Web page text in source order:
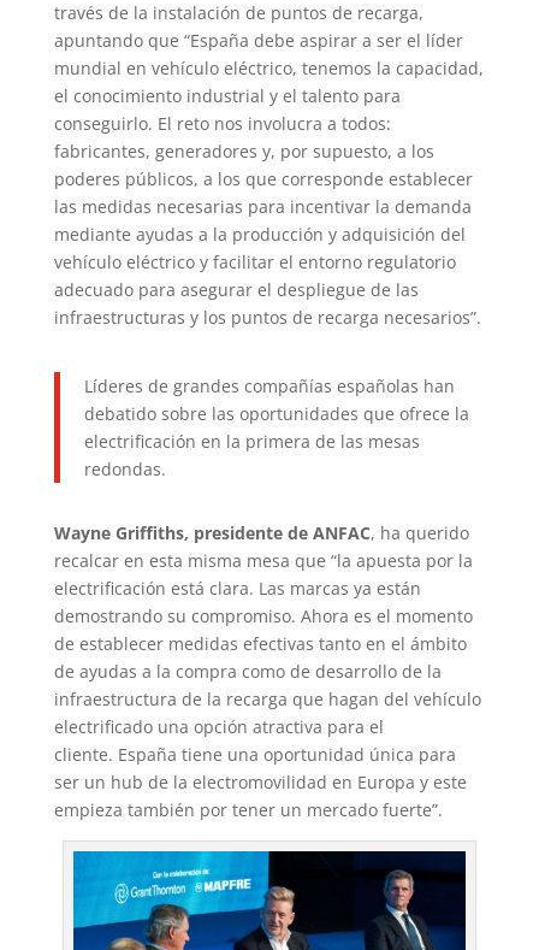
través de la instalación de puntos de recarga,
apuntando que “España debe aspirar a ser el líder
mundial en vehículo eléctrico, tenemos la capacidad,
el conocimiento industrial y el talento para
conseguirlo. El reto nos involucra a todos:
fabricantes, generadores y, por supuesto, a los
poderes públicos, a los que corresponde establecer
las medidas necesarias para incentivar la demanda
mediante ayudas a la producción y adquisición del
vehículo eléctrico y facilitar el entorno regulatorio
adecuado para asegurar el despliegue de las
infraestructuras y los puntos de recarga necesarios”.
Líderes de grandes compañías españolas han
debatido sobre las oportunidades que ofrece la
electrificación en la primera de las mesas
redondas.
Wayne Griffiths, presidente de ANFAC, ha querido
recalcar en esta misma mesa que “la apuesta por la
electrificación está clara. Las marcas ya están
demostrando su compromiso. Ahora es el momento
de establecer medidas efectivas tanto en el ámbito
de ayudas a la compra como de desarrollo de la
infraestructura de la recarga que hagan del vehículo
electrificado una opción atractiva para el
cliente. España tiene una oportunidad única para
ser un hub de la electromovilidad en Europa y este
empieza también por tener un mercado fuerte”.